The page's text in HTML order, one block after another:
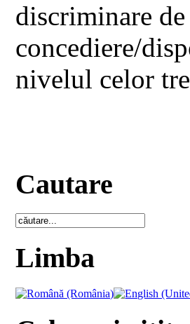
discriminare
concediere/
nivelul celor
Cautare
Limba